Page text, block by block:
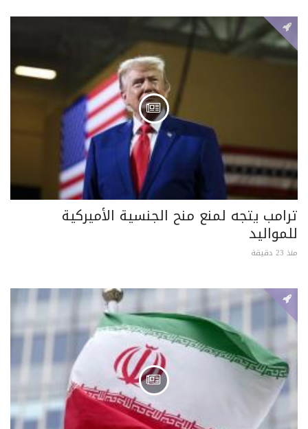
ترامب يتجه لمنع منح الجنسية الأميركية
للمواليد
منذ 23 دقيقة